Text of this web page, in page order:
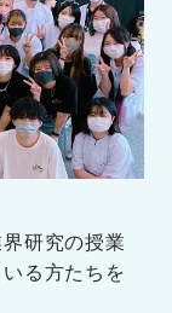
研究の授業
る方たちを